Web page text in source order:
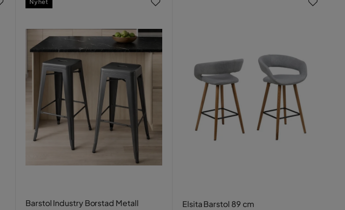
Barstol Industry Borstad Metall
Nyhet
Elsita Barstol 89 cm